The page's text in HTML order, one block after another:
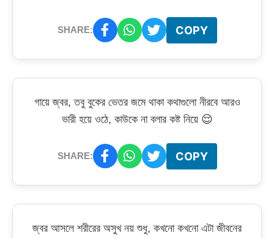
SHARE: COPY
গায়ে জ্বর, তবু বুকের ভেতর জমে থাকা কথাগুলো নীরবে আরও
ভারী হয়ে ওঠে, কাউকে না বলার কষ্ট নিয়ে 😌
SHARE: COPY
জ্বর আসলে শরীরের অসুখ নয় শুধু, কখনো কখনো এটা জীবনের